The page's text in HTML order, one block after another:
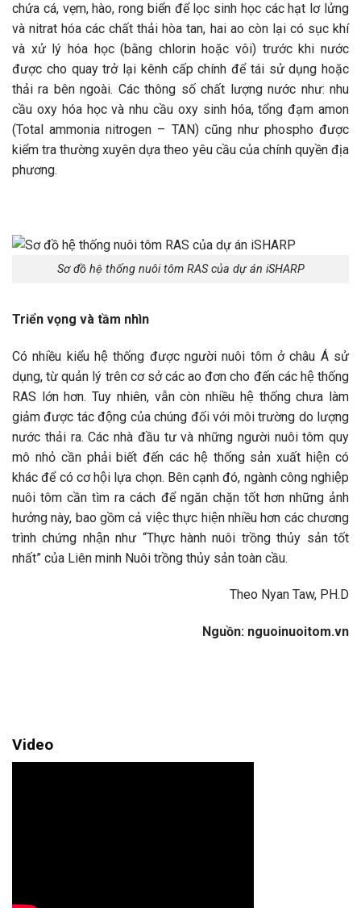
chứa cá, vẹm, hào, rong biển để lọc sinh học các hạt lơ lửng
và nitrat hóa các chất thải hòa tan, hai ao còn lại có sục khí
và xử lý hóa học (bằng chlorin hoặc vôi) trước khi nước
được cho quay trở lại kênh cấp chính để tái sử dụng hoặc
thải ra bên ngoài. Các thông số chất lượng nước như: nhu
cầu oxy hóa học và nhu cầu oxy sinh hóa, tổng đạm amon
(Total ammonia nitrogen – TAN) cũng như phospho được
kiểm tra thường xuyên dựa theo yêu cầu của chính quyền địa
phương.
Sơ đồ hệ thống nuôi tôm RAS của dự án iSHARP
Triển vọng và tầm nhìn
Có nhiều kiểu hệ thống được người nuôi tôm ở châu Á sử
dụng, từ quản lý trên cơ sở các ao đơn cho đến các hệ thống
RAS lớn hơn. Tuy nhiên, vẫn còn nhiều hệ thống chưa làm
giảm được tác động của chúng đối với môi trường do lượng
nước thải ra. Các nhà đầu tư và những người nuôi tôm quy
mô nhỏ cần phải biết đến các hệ thống sản xuất hiện có
khác để có cơ hội lựa chọn. Bên cạnh đó, ngành công nghiệp
nuôi tôm cần tìm ra cách để ngăn chặn tốt hơn những ảnh
hưởng này, bao gồm cả việc thực hiện nhiều hơn các chương
trình chứng nhận như “Thực hành nuôi trồng thủy sản tốt
nhất” của Liên minh Nuôi trồng thủy sản toàn cầu.
Theo Nyan Taw, PH.D
Nguồn: nguoinuoitom.vn
Video